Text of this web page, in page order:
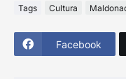
Tags Cultura
Facebook